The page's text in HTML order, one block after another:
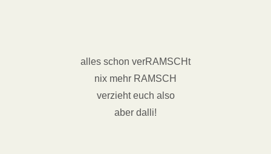
alles schon verRAMSCHt
nix mehr RAMSCH
verzieht euch also
aber dalli!